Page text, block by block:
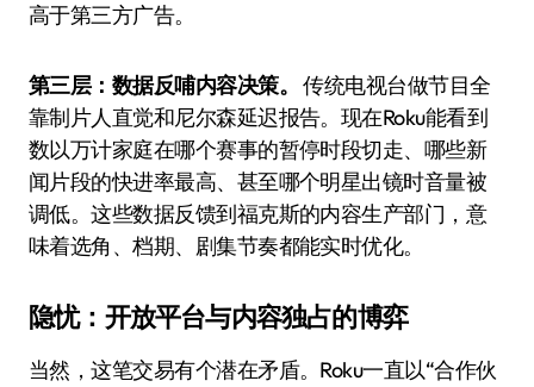
高于第三方广告。
第三层：数据反哺内容决策。 传统电视台做节目全
靠制片人直觉和尼尔森延迟报告。现在Roku能看到
数以万计家庭在哪个赛事的暂停时段切走、哪些新
闻片段的快进率最高、甚至哪个明星出镜时音量被
调低。这些数据反馈到福克斯的内容生产部门，意
味着选角、档期、剧集节奏都能实时优化。
隐忧：开放平台与内容独占的博弈
当然，这笔交易有个潜在矛盾。Roku一直以“合作伙